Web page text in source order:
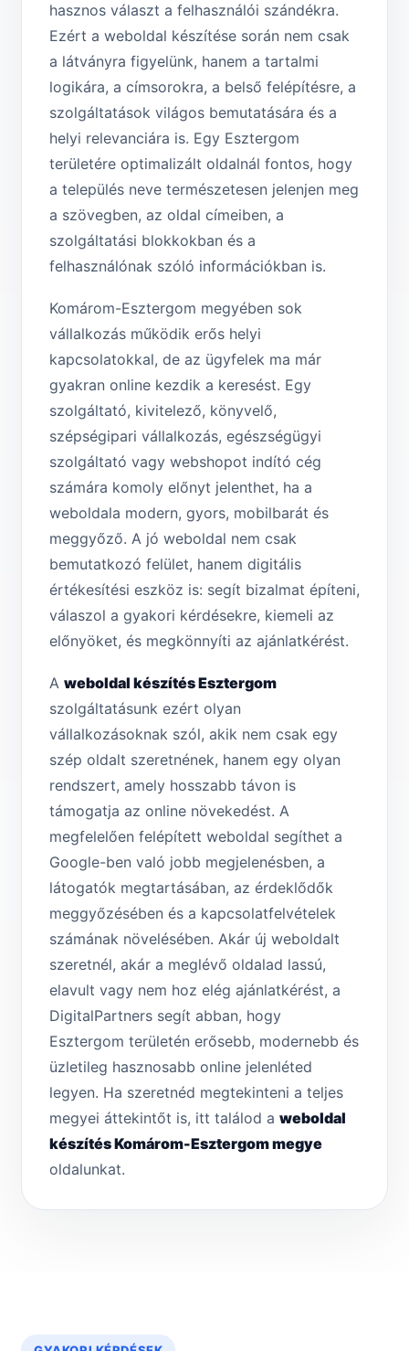
hasznos választ a felhasználói szándékra.
Ezért a weboldal készítése során nem csak
a látványra figyelünk, hanem a tartalmi
logikára, a címsorokra, a belső felépítésre, a
szolgáltatások világos bemutatására és a
helyi relevanciára is. Egy Esztergom
területére optimalizált oldalnál fontos, hogy
a település neve természetesen jelenjen meg
a szövegben, az oldal címeiben, a
szolgáltatási blokkokban és a
felhasználónak szóló információkban is.
Komárom-Esztergom megyében sok
vállalkozás működik erős helyi
kapcsolatokkal, de az ügyfelek ma már
gyakran online kezdik a keresést. Egy
szolgáltató, kivitelező, könyvelő,
szépségipari vállalkozás, egészségügyi
szolgáltató vagy webshopot indító cég
számára komoly előnyt jelenthet, ha a
weboldala modern, gyors, mobilbarát és
meggyőző. A jó weboldal nem csak
bemutatkozó felület, hanem digitális
értékesítési eszköz is: segít bizalmat építeni,
válaszol a gyakori kérdésekre, kiemeli az
előnyöket, és megkönnyíti az ajánlatkérést.
A weboldal készítés Esztergom
szolgáltatásunk ezért olyan
vállalkozásoknak szól, akik nem csak egy
szép oldalt szeretnének, hanem egy olyan
rendszert, amely hosszabb távon is
támogatja az online növekedést. A
megfelelően felépített weboldal segíthet a
Google-ben való jobb megjelenésben, a
látogatók megtartásában, az érdeklődők
meggyőzésében és a kapcsolatfelvételek
számának növelésében. Akár új weboldalt
szeretnél, akár a meglévő oldalad lassú,
elavult vagy nem hoz elég ajánlatkérést, a
DigitalPartners segít abban, hogy
Esztergom területén erősebb, modernebb és
üzletileg hasznosabb online jelenléted
legyen. Ha szeretnéd megtekinteni a teljes
megyei áttekintőt is, itt találod a weboldal
készítés Komárom-Esztergom megye
oldalunkat.